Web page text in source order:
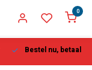
0
Bestel nu, betaal